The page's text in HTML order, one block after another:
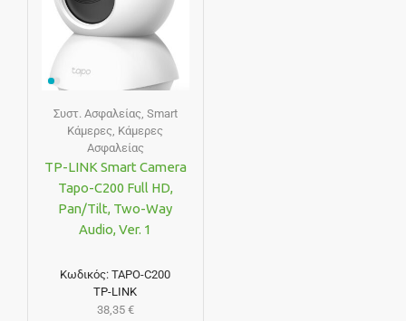
Συστ. Ασφαλείας, Smart
Κάμερες Κάμερες
Ασφαλείας
TP-LINK Smart Camera
Tapo-C200 Full HD,
Pan/Tilt, Two-Way
Audio, Ver. 1
Κωδικός:TAPO-C200
TP-LINK
38,35 €